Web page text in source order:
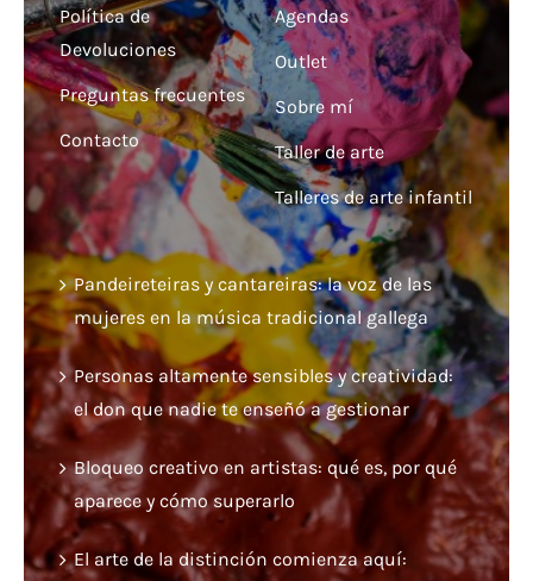
Política de
Devoluciones
Preguntas frecuentes
Contacto
Agendas
Outlet
Sobre mí
Taller de arte
Talleres de arte infantil
Pandeireteiras y cantareiras: la voz de las
mujeres en la música tradicional gallega
Personas altamente sensibles y creatividad:
el don que nadie te enseñó a gestionar
Bloqueo creativo en artistas: qué es, por qué
aparece y cómo superarlo
El arte de la distinción comienza aquí: